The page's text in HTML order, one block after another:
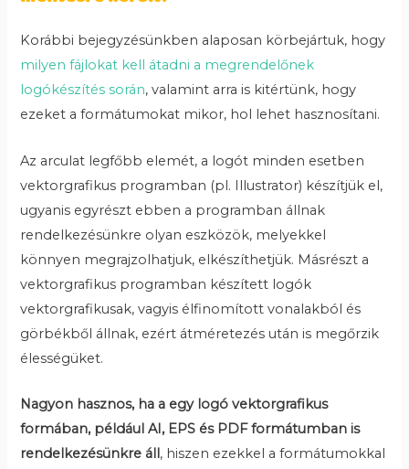
Korábbi bejegyzésünkben alaposan körbejártuk, hogy
milyen fájlokat kell átadni a megrendelőnek
logókészítés során, valamint arra is kitértünk, hogy
ezeket a formátumokat mikor, hol lehet hasznosítani.
Az arculat legfőbb elemét, a logót minden esetben
vektorgrafikus programban (pl. Illustrator) készítjük el,
ugyanis egyrészt ebben a programban állnak
rendelkezésünkre olyan eszközök, melyekkel
könnyen megrajzolhatjuk, elkészíthetjük. Másrészt a
vektorgrafikus programban készített logók
vektorgrafikusak, vagyis élfinomított vonalakból és
görbékből állnak, ezért átméretezés után is megőrzik
élességüket.
Nagyon hasznos, ha a egy logó vektorgrafikus
formában, például AI, EPS és PDF formátumban is
rendelkezésünkre áll, hiszen ezekkel a formátumokkal